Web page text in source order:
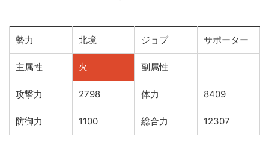
勢力 北境 ジョブ サポーター
主属性 火 副属性
攻撃力 2798 体力 8409
防御力 1100 総合力 12307